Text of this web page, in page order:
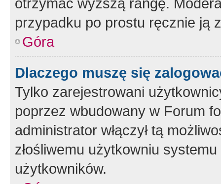
przypadku po prostu ręcznie ją
Góra
Dlaczego muszę się
Tylko zarejestrowani
poprzez wbudowany w Forum
administrator włączył tą
złośliwemu użytkowniu
użytkowników.